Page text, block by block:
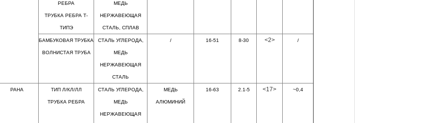
РЕБРА
ТРУБКА РЕБРА Т-
ТИПЭ
МЕДЬ
НЕРЖАВЕЮЩАЯ
СТАЛЬ, СПЛАВ
БАМБУКОВАЯ ТРУБКА
ВОЛНИСТАЯ ТРУБА
СТАЛЬ УГЛЕРОДА,
МЕДЬ
НЕРЖАВЕЮЩАЯ
СТАЛЬ
/ 16-51 8-30 <2> /
РАНА ТИП Л/КЛ/ЛЛ
ТРУБКА РЕБРА
СТАЛЬ УГЛЕРОДА,
МЕДЬ
НЕРЖАВЕЮЩАЯ
МЕДЬ
АЛЮМИНИЙ
16-63 2.1-5 <17> ~0,4